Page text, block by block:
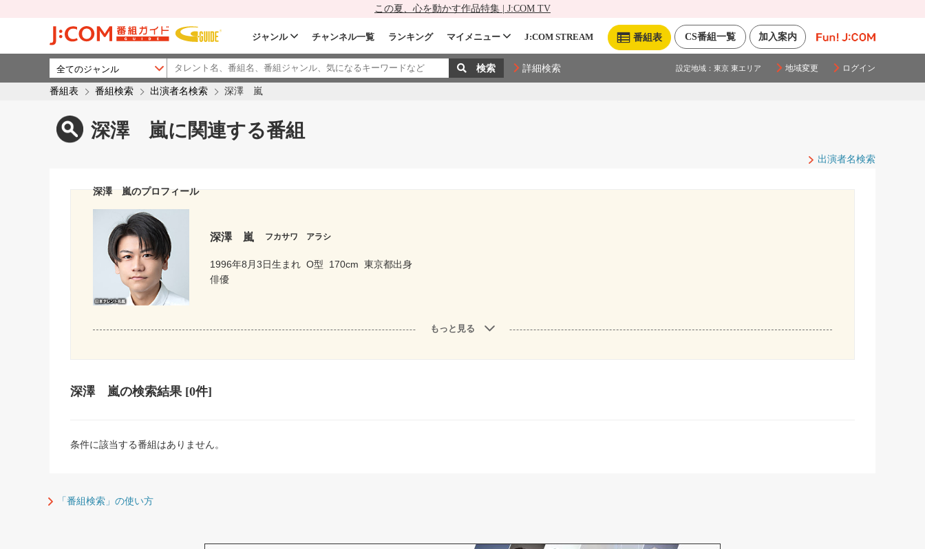
この夏、心を動かす作品特集 | J:COM TV
加入案内
CS番組一覧
番組表
ジャンル チャンネル一覧 ランキング マイメニュー J:COM STREAM
詳細検索 設定地域： 東京 東エリア 地域変更 ログイン
番組表 番組検索 出演者名検索 深澤 嵐
深澤 嵐に関連する番組
出演者名検索
深澤 嵐のプロフィール
深澤 嵐 フカサワ アラシ
1996年8月3日生まれ O型 170cm 東京都出身
俳優
もっと見る
深澤 嵐の検索結果 [0件]
条件に該当する番組はありません。
「番組検索」の使い方